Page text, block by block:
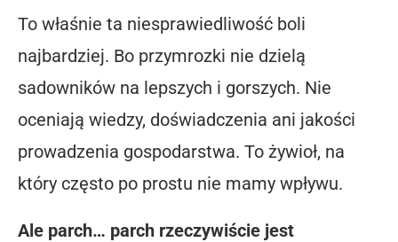
To właśnie ta niesprawiedliwość boli
najbardziej. Bo przymrozki nie dzielą
sadowników na lepszych i gorszych. Nie
oceniają wiedzy, doświadczenia ani jakości
prowadzenia gospodarstwa. To żywioł, na
który często po prostu nie mamy wpływu.
Ale parch… parch rzeczywiście jest